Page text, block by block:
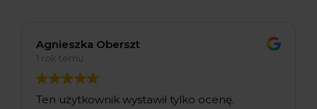
Agnieszka Oberszt
1 rok temu
Ten użytkownik wystawił tylko ocenę.